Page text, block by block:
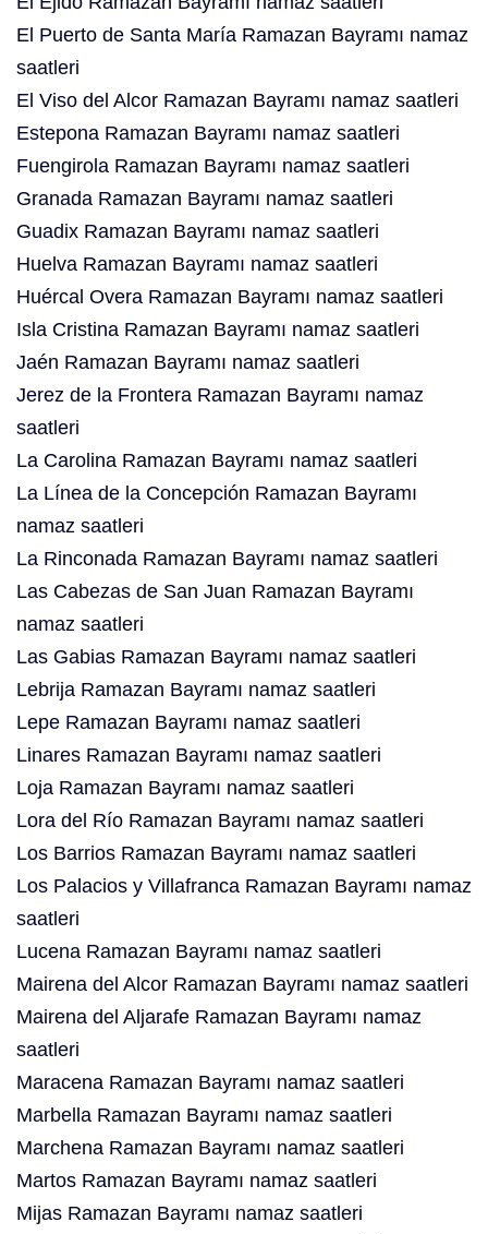
El Puerto de Santa María Ramazan Bayramı namaz
saatleri
El Viso del Alcor Ramazan Bayramı namaz saatleri
Estepona Ramazan Bayramı namaz saatleri
Fuengirola Ramazan Bayramı namaz saatleri
Granada Ramazan Bayramı namaz saatleri
Guadix Ramazan Bayramı namaz saatleri
Huelva Ramazan Bayramı namaz saatleri
Huércal Overa Ramazan Bayramı namaz saatleri
Isla Cristina Ramazan Bayramı namaz saatleri
Jaén Ramazan Bayramı namaz saatleri
Jerez de la Frontera Ramazan Bayramı namaz
saatleri
La Carolina Ramazan Bayramı namaz saatleri
La Línea de la Concepción Ramazan Bayramı
namaz saatleri
La Rinconada Ramazan Bayramı namaz saatleri
Las Cabezas de San Juan Ramazan Bayramı
namaz saatleri
Las Gabias Ramazan Bayramı namaz saatleri
Lebrija Ramazan Bayramı namaz saatleri
Lepe Ramazan Bayramı namaz saatleri
Linares Ramazan Bayramı namaz saatleri
Loja Ramazan Bayramı namaz saatleri
Lora del Río Ramazan Bayramı namaz saatleri
Los Barrios Ramazan Bayramı namaz saatleri
Los Palacios y Villafranca Ramazan Bayramı namaz
saatleri
Lucena Ramazan Bayramı namaz saatleri
Mairena del Alcor Ramazan Bayramı namaz saatleri
Mairena del Aljarafe Ramazan Bayramı namaz
saatleri
Maracena Ramazan Bayramı namaz saatleri
Marbella Ramazan Bayramı namaz saatleri
Marchena Ramazan Bayramı namaz saatleri
Martos Ramazan Bayramı namaz saatleri
Mijas Ramazan Bayramı namaz saatleri